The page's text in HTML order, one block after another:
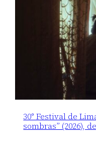
30° Festival de
sombras” (2026),